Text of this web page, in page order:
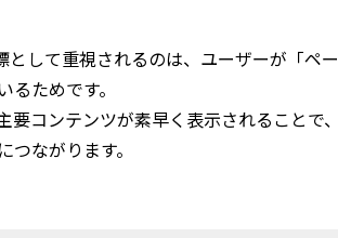
として重視されるのは、ユーザーが「ペ
ためです。
要コンテンツが素早く表示されることで
ながります。